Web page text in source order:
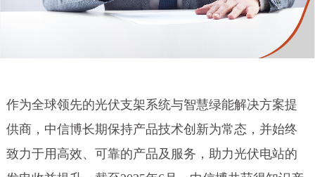
作为全球领先的光伏支架系统与智慧绿能解决方案提
供商，中信博长期保持产品技术创新为常态，并始终
致力于用高效、可靠的产品及服务，助力光伏电站的